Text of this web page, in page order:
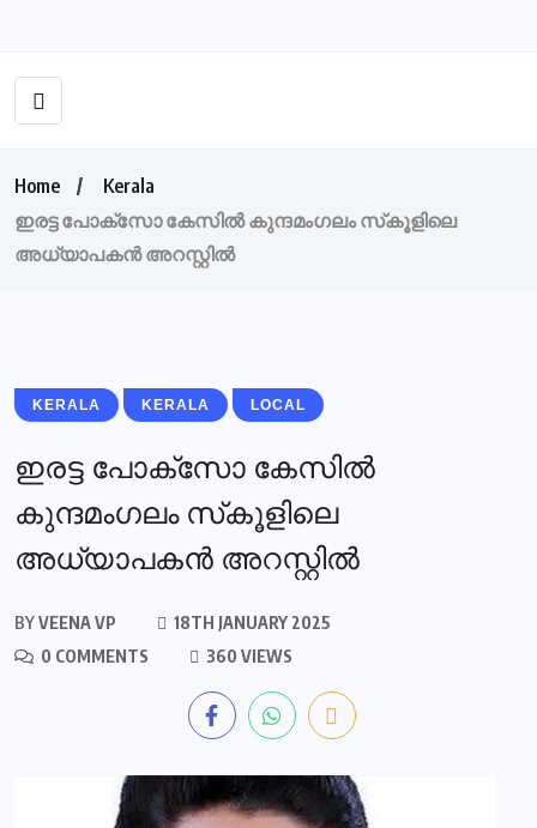
Home
Kerala
ഇരട്ട പോക്‌സോ കേസില്‍ കുന്ദമംഗലം സ്‌കൂളിലെ
അധ്യാപകന്‍ അറസ്റ്റില്‍
KERALA KERALA LOCAL
ഇരട്ട പോക്‌സോ കേസില്‍
കുന്ദമംഗലം സ്‌കൂളിലെ
അധ്യാപകന്‍ അറസ്റ്റില്‍
BYVEENA VP
18TH JANUARY 2025
0 COMMENTS
360 VIEWS